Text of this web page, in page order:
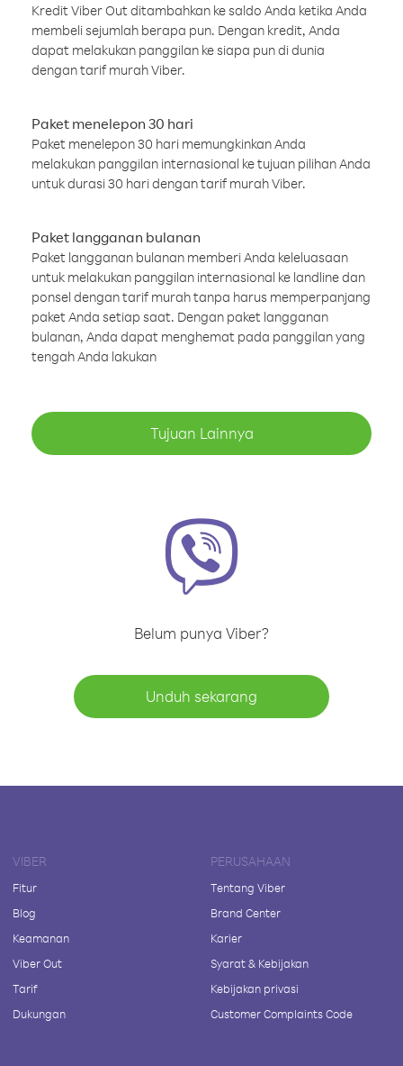
Kredit Viber Out ditambahkan ke saldo Anda ketika Anda
membeli sejumlah berapa pun. Dengan kredit, Anda
dapat melakukan panggilan ke siapa pun di dunia
dengan tarif murah Viber.
Paket menelepon 30 hari
Paket menelepon 30 hari memungkinkan Anda
melakukan panggilan internasional ke tujuan pilihan Anda
untuk durasi 30 hari dengan tarif murah Viber.
Paket langganan bulanan
Paket langganan bulanan memberi Anda keleluasaan
untuk melakukan panggilan internasional ke landline dan
ponsel dengan tarif murah tanpa harus memperpanjang
paket Anda setiap saat. Dengan paket langganan
bulanan, Anda dapat menghemat pada panggilan yang
tengah Anda lakukan
Tujuan Lainnya
Belum punya Viber?
Unduh sekarang
VIBER
Fitur
Blog
Keamanan
Viber Out
Tarif
Dukungan
PERUSAHAAN
Tentang Viber
Brand Center
Karier
Syarat & Kebijakan
Kebijakan privasi
Customer Complaints Code